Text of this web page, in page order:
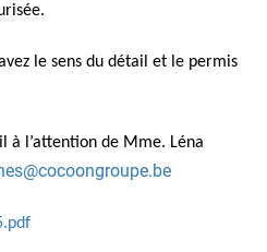
le sens du détail et le permis
à l’attention de Mme. Léna